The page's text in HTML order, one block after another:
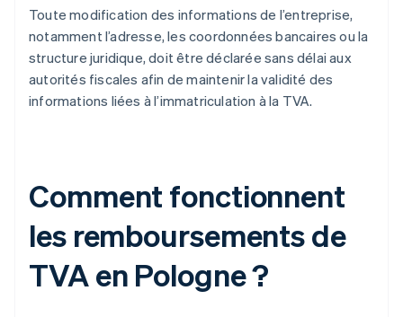
Toute modification des informations de l’entreprise,
notamment l’adresse, les coordonnées bancaires ou la
structure juridique, doit être déclarée sans délai aux
autorités fiscales afin de maintenir la validité des
informations liées à l’immatriculation à la TVA.
Comment fonctionnent
les remboursements de
TVA en Pologne ?